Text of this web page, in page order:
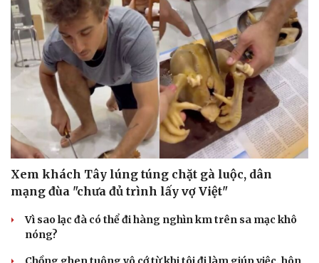
Xem khách Tây lúng túng chặt gà luộc, dân
mạng đùa "chưa đủ trình lấy vợ Việt"
Vì sao lạc đà có thể đi hàng nghìn km trên sa mạc khô
nóng?